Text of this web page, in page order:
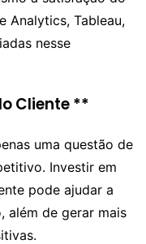
Analytics, Tableau,
nesse
Cliente **
uma questão de
Investir em
pode ajudar a
além de gerar mais